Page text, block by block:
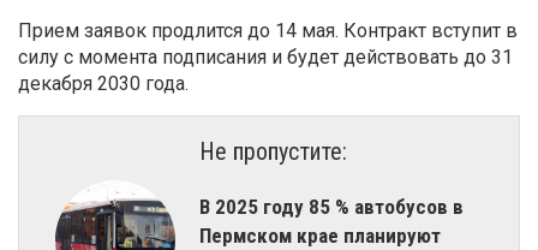
Прием заявок продлится до 14 мая. Контракт вступит в
силу с момента подписания и будет действовать до 31
декабря 2030 года.
Не пропустите:
В 2025 году 85 % автобусов в
Пермском крае планируют